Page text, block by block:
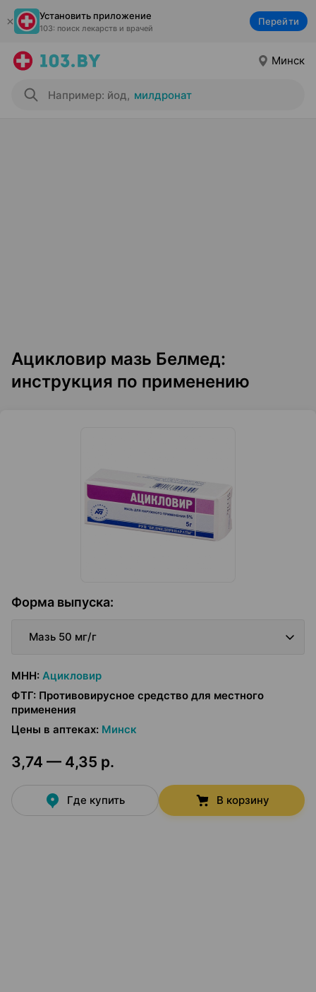
Установить приложение
103: поиск лекарств и врачей
Перейти
Минск
Например: йод, милдронат
Ацикловир мазь Белмед:
инструкция по применению
Форма выпуска:
Мазь 50 мг/г
МНН: Ацикловир
ФТГ: Противовирусное средство для местного
применения
Цены в аптеках: Минск
3,74 — 4,35 р.
Где купить В корзину